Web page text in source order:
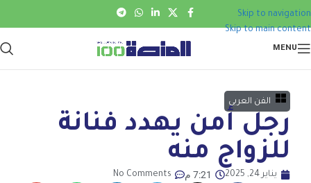
Skip to navigation
Skip to main content
MENU
الفن العربي
رجل أمن يهدد فنانة
للزواج منه
يناير 24, 2025 7:21 م No Comments